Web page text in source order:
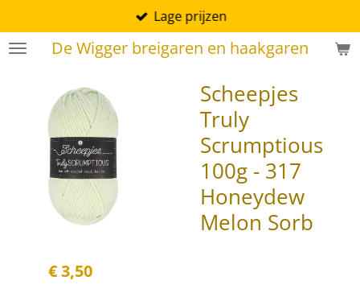
direct
naar
hoofdinhoud
De Wigger breigaren en haakgaren
Lage prijzen
Scheepjes
Truly
Scrumptious
100g - 317
Honeydew
Melon Sorb
€ 3,50